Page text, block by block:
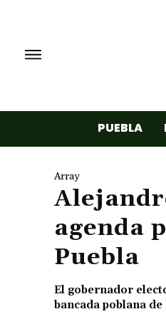
PUEBLA
Array
agenda
Puebla
El gobernador
bancada poblana